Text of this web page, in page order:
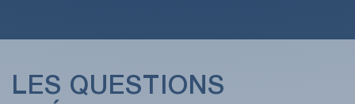
LES QUESTIONS